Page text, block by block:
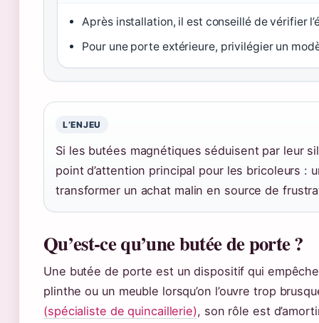
Après installation, il est conseillé de vérifier
Pour une porte extérieure, privilégier un
L’ENJEU
Si les butées magnétiques séduisent par leur
point d’attention principal pour les bricoleurs :
transformer un achat malin en source de
Qu’est-ce qu’une butée de porte ?
Une butée de porte est un dispositif qui
plinthe ou un meuble lorsqu’on l’ouvre trop
(spécialiste de quincaillerie), son rôle est